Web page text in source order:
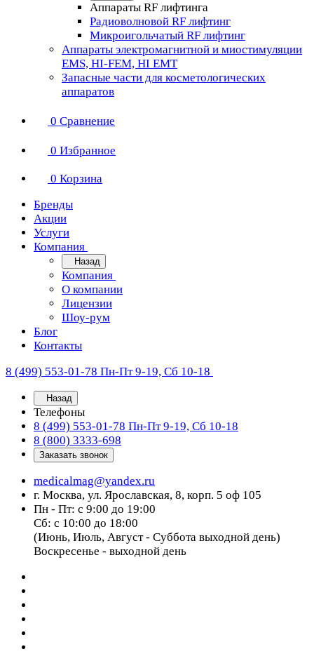
Аппараты RF лифтинга
Радиоволновой RF лифтинг
Микроигольчатый RF лифтинг
Аппараты электромагнитной и миостимуляции
EMS, HI-FEM, HI EMT
Запасные части для косметологических
аппаратов
0 Сравнение
0 Избранное
0 Корзина
Бренды
Акции
Услуги
Компания
Назад
Компания
О компании
Лицензии
Шоу-рум
Блог
Контакты
8 (499) 553-01-78 Пн-Пт 9-19, Сб 10-18
Назад
Телефоны
8 (499) 553-01-78 Пн-Пт 9-19, Сб 10-18
8 (800) 3333-698
Заказать звонок
medicalmag@yandex.ru
г. Москва, ул. Ярославская, 8, корп. 5 оф 105
Пн - Пт: с 9:00 до 19:00
Сб: с 10:00 до 18:00
(Июнь, Июль, Август - Суббота выходной день)
Воскресенье - выходной день